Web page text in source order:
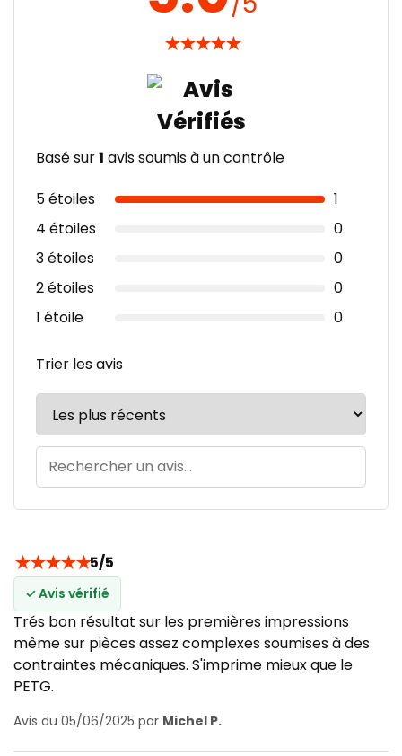
★★★★★
Basé sur1 avis soumis à un contrôle
5 étoiles
1
4 étoiles
0
3 étoiles
0
2 étoiles
0
1 étoile
0
Trier les avis
★★★★★5/5
✓ Avis vérifié
Trés bon résultat sur les premières impressions
même sur pièces assez complexes soumises à des
contraintes mécaniques. S'imprime mieux que le
PETG.
Avis du 05/06/2025 par Michel P.